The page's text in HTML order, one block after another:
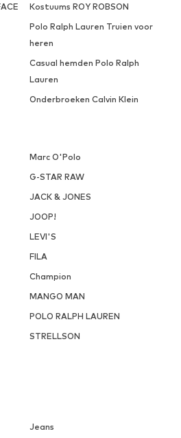
Kostuums ROY ROBSON
Polo Ralph Lauren Truien voor
heren
Casual hemden Polo Ralph
Lauren
Onderbroeken Calvin Klein
Marc O'Polo
G-STAR RAW
JACK & JONES
JOOP!
LEVI'S
FILA
Champion
MANGO MAN
POLO RALPH LAUREN
STRELLSON
Jeans